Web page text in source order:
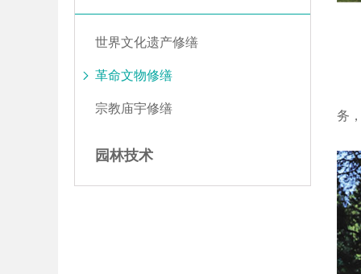
世界文化遗产修缮
革命文物修缮
宗教庙宇修缮
园林技术
务